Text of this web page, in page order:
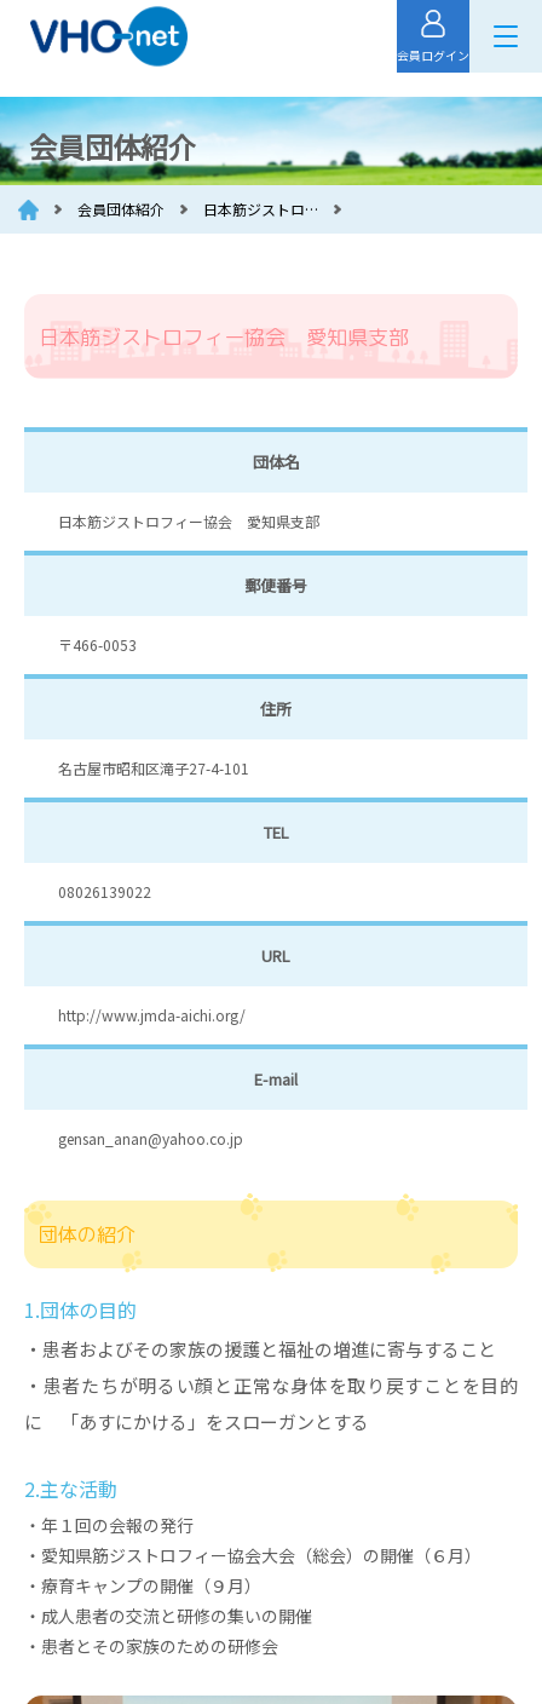
会員ログイン
会員団体紹介
会員団体紹介 日本筋ジストロ…
日本筋ジストロフィー協会 愛知県支部
団体名
日本筋ジストロフィー協会 愛知県支部
郵便番号
〒466-0053
住所
名古屋市昭和区滝子27-4-101
TEL
08026139022
URL
http://www.jmda-aichi.org/
E-mail
gensan_anan@yahoo.co.jp
団体の紹介
1.団体の目的
・患者およびその家族の援護と福祉の増進に寄与すること
・患者たちが明るい顔と正常な身体を取り戻すことを目的
に 「あすにかける」をスローガンとする
2.主な活動
・年１回の会報の発行
・愛知県筋ジストロフィー協会大会（総会）の開催（６月）
・療育キャンプの開催（９月）
・成人患者の交流と研修の集いの開催
・患者とその家族のための研修会